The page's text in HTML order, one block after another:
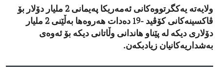
ولایەتە یەکگرتووەکانی ئەمەریکا پەیمانی 2 ملیار دۆلار بۆ
ڤاکسینەکانی کۆڤید -19 دەدات هەروەها بەڵێنی 2 ملیار
دۆلاری دیکە لە پێناو هاندانی وڵاتانی دیکە بۆ ئەوەی
بەشداریەکانیان زیادبکەن.